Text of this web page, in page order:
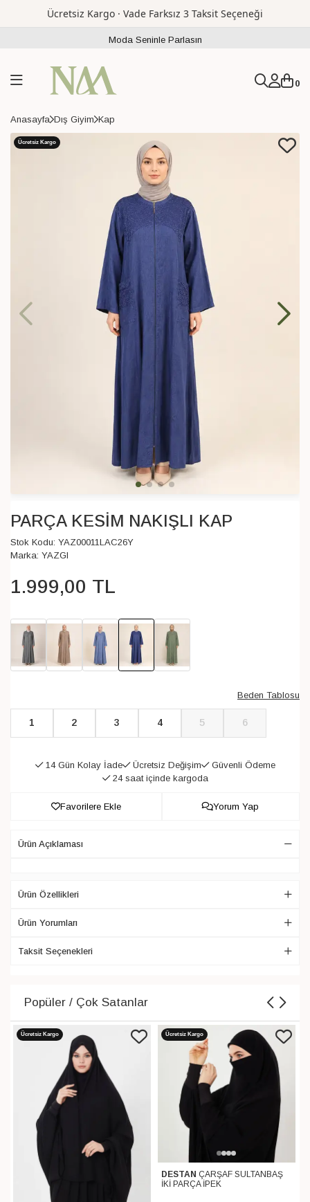
Ücretsiz Kargo · Vade Farksız 3 Taksit Seçeneği
Moda Seninle Parlasın
0
Anasayfa Dış Giyim Kap
Ücretsiz Kargo
PARÇA KESİM NAKIŞLI KAP
Stok Kodu: YAZ00011LAC26Y
Marka: YAZGI
1.999,00 TL
Beden Tablosu
1 2 3 4 5 6
14 Gün Kolay İade Ücretsiz Değişim
Güvenli Ödeme
24 saat içinde kargoda
Favorilere Ekle Yorum Yap
Ürün Açıklaması
Ürün Özellikleri
Ürün Yorumları
Taksit Seçenekleri
Popüler / Çok Satanlar
Ücretsiz Kargo Ücretsiz Kargo
DESTAN ÇARŞAF SULTANBAŞ
İKİ PARÇA İPEK